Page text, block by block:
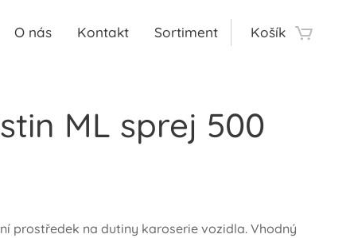
O nás Kontakt Sortiment Košík
ML sprej 500
prostředek na dutiny karoserie vozidla. Vhodný